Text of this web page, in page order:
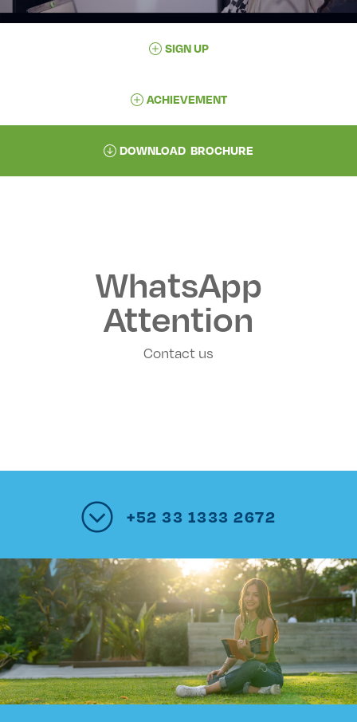
SIGN UP
ACHIEVEMENT
DOWNLOAD BROCHURE
WhatsApp
Attention
Contact us
+52 33 1333 2672